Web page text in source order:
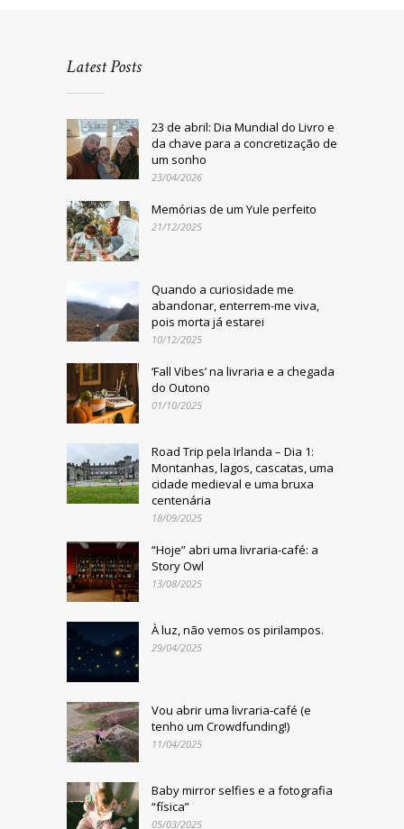
Latest Posts
23 de abril: Dia Mundial do Livro e
da chave para a concretização de
um sonho
23/04/2026
Memórias de um Yule perfeito
21/12/2025
Quando a curiosidade me
abandonar, enterrem-me viva,
pois morta já estarei
10/12/2025
‘Fall Vibes’ na livraria e a chegada
do Outono
01/10/2025
Road Trip pela Irlanda – Dia 1:
Montanhas, lagos, cascatas, uma
cidade medieval e uma bruxa
centenária
18/09/2025
“Hoje” abri uma livraria-café: a
Story Owl
13/08/2025
À luz, não vemos os pirilampos.
29/04/2025
Vou abrir uma livraria-café (e
tenho um Crowdfunding!)
11/04/2025
Baby mirror selfies e a fotografia
“física”
05/03/2025